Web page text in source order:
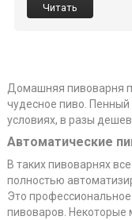
Читать
Домашняя пивоварня
чудесное пиво.
условиях, в разы
Автоматические
В таких пивоварнях
полностью
Это
пивоваров.